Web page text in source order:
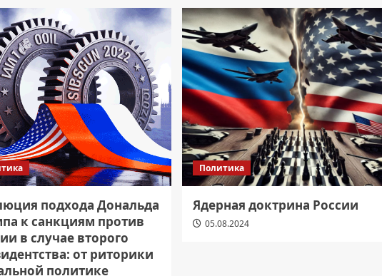
подхода Дональда
к санкциям против
в случае второго
от риторики
политике
Политика
Ядерная доктрина России
05.08.2024